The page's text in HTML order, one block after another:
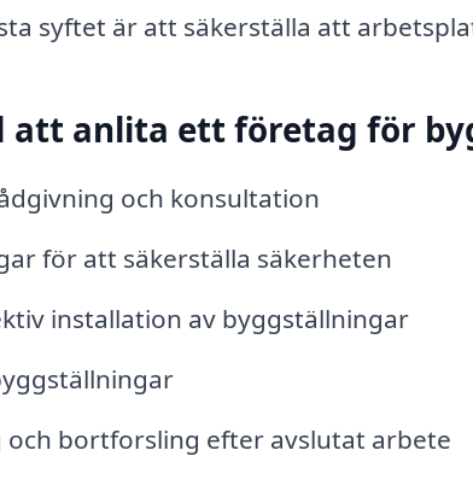
syftet är att säkerställa att
att anlita ett företag för
och konsultation
för att säkerställa säkerheten
installation av byggställningar
bortforsling efter avslutat arbete